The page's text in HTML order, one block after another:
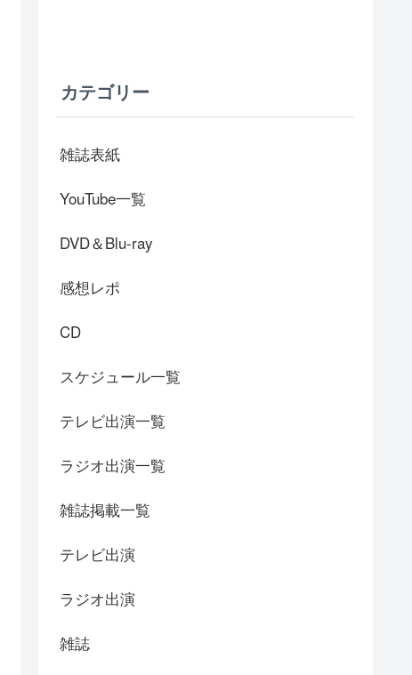
カテゴリー
雑誌表紙
YouTube一覧
DVD＆Blu-ray
感想レポ
CD
スケジュール一覧
テレビ出演一覧
ラジオ出演一覧
雑誌掲載一覧
テレビ出演
ラジオ出演
雑誌